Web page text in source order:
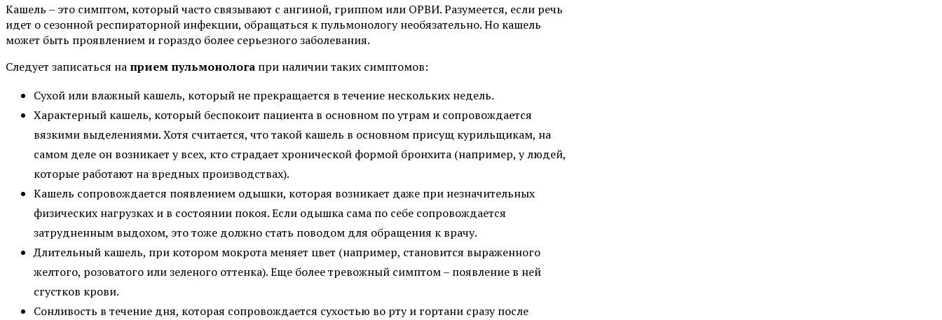
Кашель – это симптом, который часто связывают с ангиной, гриппом или ОРВИ. Разумеется, если речь
идет о сезонной респираторной инфекции, обращаться к пульмонологу необязательно. Но кашель
может быть проявлением и гораздо более серьезного заболевания.
Следует записаться на прием пульмонолога при наличии таких симптомов:
Сухой или влажный кашель, который не прекращается в течение нескольких недель.
Характерный кашель, который беспокоит пациента в основном по утрам и сопровождается
вязкими выделениями. Хотя считается, что такой кашель в основном присущ курильщикам, на
самом деле он возникает у всех, кто страдает хронической формой бронхита (например, у людей,
которые работают на вредных производствах).
Кашель сопровождается появлением одышки, которая возникает даже при незначительных
физических нагрузках и в состоянии покоя. Если одышка сама по себе сопровождается
затрудненным выдохом, это тоже должно стать поводом для обращения к врачу.
Длительный кашель, при котором мокрота меняет цвет (например, становится выраженного
желтого, розоватого или зеленого оттенка). Еще более тревожный симптом – появление в ней
сгустков крови.
Сонливость в течение дня, которая сопровождается сухостью во рту и гортани сразу после